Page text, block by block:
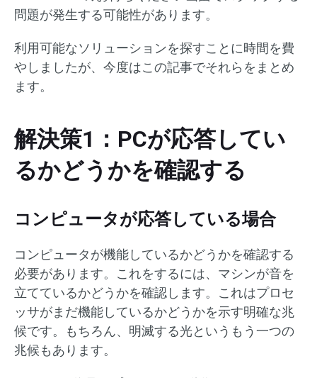
問題が発生する可能性があります。
利用可能なソリューションを探すことに時間を費
やしましたが、今度はこの記事でそれらをまとめ
ます。
解決策1：PCが応答してい
るかどうかを確認する
コンピュータが応答している場合
コンピュータが機能しているかどうかを確認する
必要があります。これをするには、マシンが音を
立てているかどうかを確認します。これはプロセ
ッサがまだ機能しているかどうかを示す明確な兆
候です。もちろん、明滅する光というもう一つの
兆候もあります。